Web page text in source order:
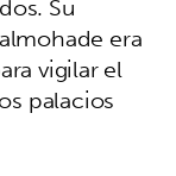
era
vigilar el
palacios